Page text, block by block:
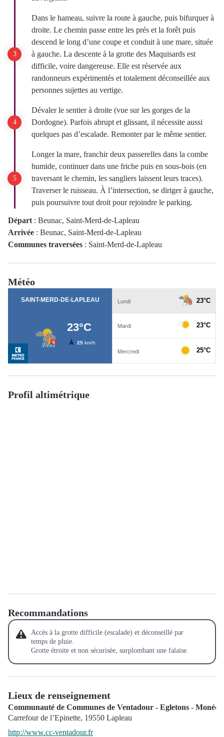
Dans le hameau, suivre la route à gauche, puis bifurquer à
droite. Le chemin passe entre les prés et la forêt puis
descend le long d’une coupe et conduit à une mare, située
à gauche. La descente à la grotte des Maquisards est
difficile, voire dangereuse. Elle est réservée aux
randonneurs expérimentés et totalement déconseillée aux
personnes sujettes au vertige.
Dévaler le sentier à droite (vue sur les gorges de la
Dordogne). Parfois abrupt et glissant, il nécessite aussi
quelques pas d’escalade. Remonter par le même sentier.
Longer la mare, franchir deux passerelles dans la combe
humide, continuer dans une friche puis en sous-bois (en
traversant le chemin, les sangliers laissent leurs traces).
Traverser le ruisseau. À l’intersection, se diriger à gauche,
puis poursuivre tout droit pour rejoindre le parking.
Départ : Beunac, Saint-Merd-de-Lapleau
Arrivée : Beunac, Saint-Merd-de-Lapleau
Communes traversées : Saint-Merd-de-Lapleau
Météo
Profil altimétrique
Recommandations
Accès à la grotte difficile (escalade) et déconseillé par
temps de pluie.
Grotte étroite et non sécurisée, surplombant une falaise.
Lieux de renseignement
Communauté de Communes de Ventadour - Egletons -
Carrefour de l’Epinette, 19550 Lapleau
http://www.cc-ventadour.fr